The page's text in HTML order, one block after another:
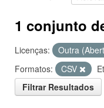
1 conjunto
Licenças: Outra
Formatos:
CSV
Filtrar Resultados